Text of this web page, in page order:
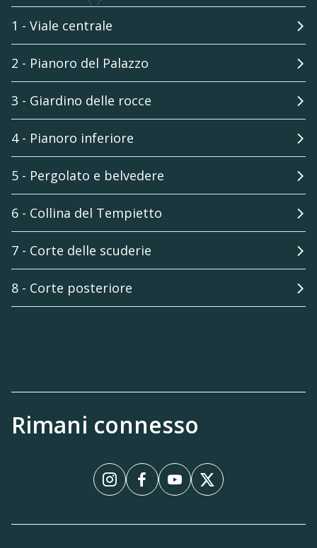
1 - Viale centrale
2 - Pianoro del Palazzo
3 - Giardino delle rocce
4 - Pianoro inferiore
5 - Pergolato e belvedere
6 - Collina del Tempietto
7 - Corte delle scuderie
8 - Corte posteriore
Rimani connesso
InstagramFacebookYouTube
X